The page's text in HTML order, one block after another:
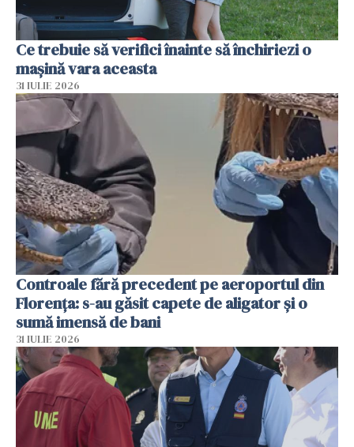
Ce trebuie să verifici înainte să închiriezi o
mașină vara aceasta
31 IULIE 2026
Controale fără precedent pe aeroportul din
Florența: s-au găsit capete de aligator și o
sumă imensă de bani
31 IULIE 2026